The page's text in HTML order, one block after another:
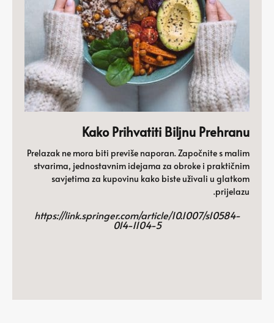
Kako Prihvatiti Biljnu Prehranu
Prelazak ne mora biti previše naporan. Započnite s malim
stvarima, jednostavnim idejama za obroke i praktičnim
savjetima za kupovinu kako biste uživali u glatkom
prijelazu.
https://link.springer.com/article/10.1007/s10584-
014-1104-5